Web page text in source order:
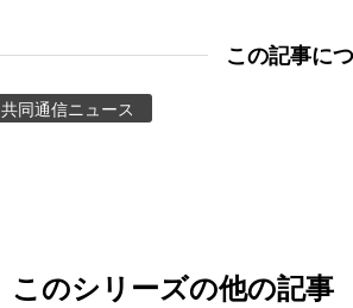
この記事に
共同通信ニュース
このシリーズの他の記事